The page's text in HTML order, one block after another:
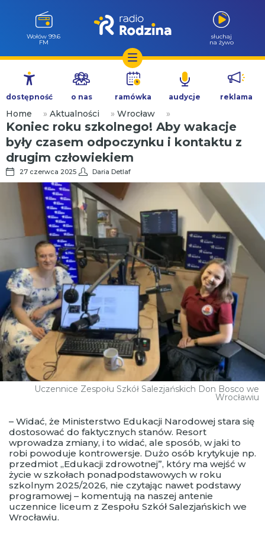
Przejdź
treści
Milicz 88.5
FM
słuchaj
na żywo
dostępność o nas ramówka audycje reklama
Home » Aktualności » Wrocław »
Koniec roku szkolnego! Aby wakacje
były czasem odpoczynku i kontaktu z
drugim człowiekiem
27 czerwca 2025 Daria Detlaf
Uczennice Zespołu Szkół Salezjańskich Don Bosco we
Wrocławiu
– Widać, że Ministerstwo Edukacji Narodowej stara się
dostosować do faktycznych stanów. Resort
wprowadza zmiany, i to widać, ale sposób, w jaki to
robi powoduje kontrowersje. Dużo osób krytykuje np.
przedmiot „Edukacji zdrowotnej”, który ma wejść w
życie w szkołach ponadpodstawowych w roku
szkolnym 2025/2026, nie czytając nawet podstawy
programowej – komentują na naszej antenie
uczennice liceum z Zespołu Szkół Salezjańskich we
Wrocławiu.